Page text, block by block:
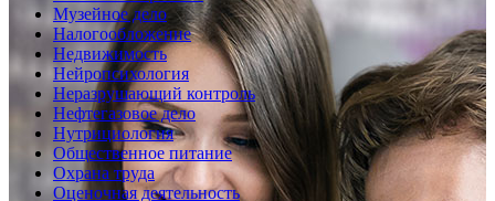
Музейное дело
Налогообложение
Недвижимость
Нейропсихология
Неразрушающий контроль
Нефтегазовое дело
Нутрициология
Общественное питание
Охрана труда
Оценочная деятельность